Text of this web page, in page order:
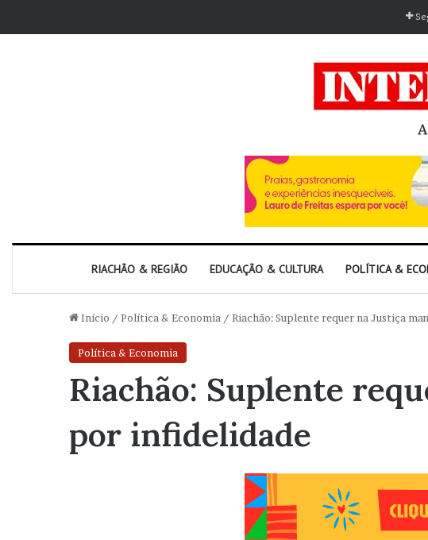
RIACHÃO & REGIÃO EDUCAÇÃO & CULTURA POLÍTICA &
Início / Política & Economia / Riachão: Suplente requer na Justiça
Política & Economia
Riachão: Suplente
por infidelidade